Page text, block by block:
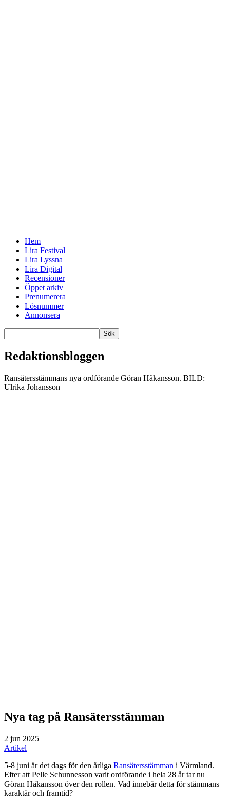
Hem
Lira Festival
Lira Lyssna
Lira Digital
Recensioner
Öppet arkiv
Prenumerera
Lösnummer
Annonsera
Redaktionsbloggen
Ransätersstämmans nya ordförande Göran Håkansson. BILD:
Ulrika Johansson
Nya tag på Ransätersstämman
2 jun 2025
Artikel
5-8 juni är det dags för den årliga Ransätersstämman i Värmland.
Efter att Pelle Schunnesson varit ordförande i hela 28 år tar nu
Göran Håkansson över den rollen. Vad innebär detta för stämmans
karaktär och framtid?